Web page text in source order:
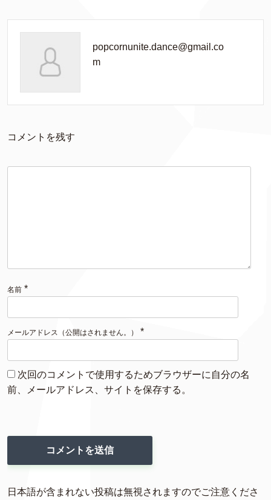
popcornunite.dance@gmail.co
m
コメントを残す
名前 *
メールアドレス（公開はされません。） *
次回のコメントで使用するためブラウザーに自分の名
前、メールアドレス、サイトを保存する。
日本語が含まれない投稿は無視されますのでご注意くださ